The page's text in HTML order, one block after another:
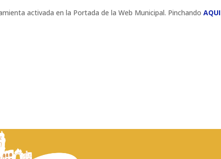
activada en la Portada de la Web Municipal. PinchandoAQUI